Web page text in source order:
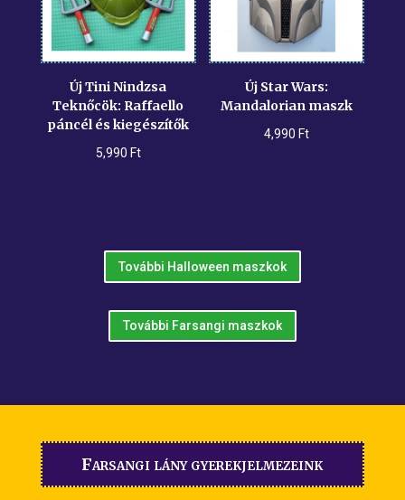
Új Tini Nindzsa
Teknőcök: Raffaello
páncél és kiegészítők
5,990 Ft
Új Star Wars:
Mandalorian maszk
4,990 Ft
További Halloween maszkok
További Farsangi maszkok
Farsangi lány gyerekjelmezeink